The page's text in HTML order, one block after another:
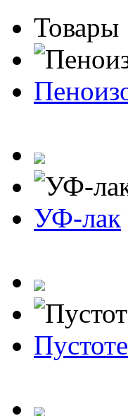
Товары
УФ-лак